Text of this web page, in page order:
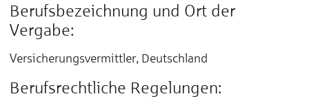
Berufsbezeichnung und Ort der
Vergabe:
Versicherungsvermittler, Deutschland
Berufsrechtliche Regelungen: